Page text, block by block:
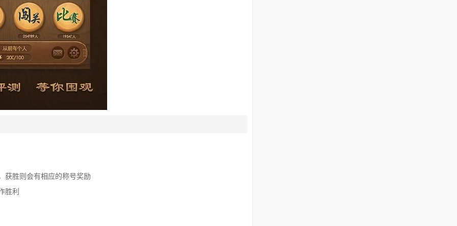
获胜则会有相应的称号奖励
胜利